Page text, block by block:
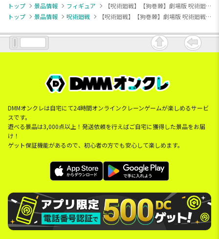
トップ 景品情報 フィギュア
【呪術廻戦】【狗巻棘】劇場版 呪術廻戦 0 Yumemirize “狗巻棘”
トップ
景品情報 呪術廻戦 【呪術廻戦】【狗巻棘】劇場版 呪術廻戦 0 Yumemirize “狗巻棘”
DMMオンクレは自宅にて24時間オンラインクレーンゲームが楽しめるサービ
スです。
遊べる景品は3,000点以上！発送依頼を行えばご自宅に獲得した景品をお届
け！
ゲット保証機能があるので、初心者の方でも安心して楽しめます。